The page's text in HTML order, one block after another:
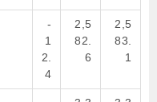
-
1
2.
4
2,5
82.
6
2,5
83.
1